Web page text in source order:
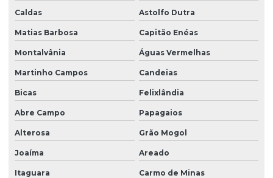
Caldas Astolfo Dutra
Matias Barbosa Capitão Enéas
Montalvânia Águas Vermelhas
Martinho Campos Candeias
Bicas Felixlândia
Abre Campo Papagaios
Alterosa Grão Mogol
Joaíma Areado
Itaguara Carmo de Minas